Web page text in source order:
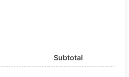
Subtotal